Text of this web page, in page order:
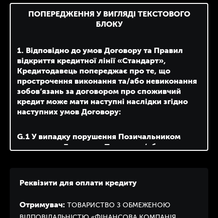
ПОПЕРЕДЖЕННЯ У ВИГЛЯДІ ТЕКСТОВОГО
БЛОКУ
1. Відповідно до умов Договору та Правил
відкриття кредитної лінії «Стандарт»,
Кредитодавець попереджає про те, що
прострочення виконання та/або невиконання
зобов’язань за договором про споживчий
кредит може мати наступні наслідки згідно
наступних умов Договору:
G.1 У випадку порушення Позичальником
умов цього Договору, Правил та/або
перераховує всі раніше нараховані проценти
Договору за Лояльною процентною ставкою
Реквізити для оплати кредиту
Отримувач: ТОВАРИСТВО З ОБМЕЖЕНОЮ